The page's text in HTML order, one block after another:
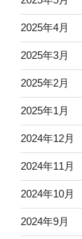
2025年4月
2025年3月
2025年2月
2025年1月
2024年12月
2024年11月
2024年10月
2024年9月